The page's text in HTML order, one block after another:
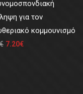
για τον
κομμουνισμό
€ 7.20€